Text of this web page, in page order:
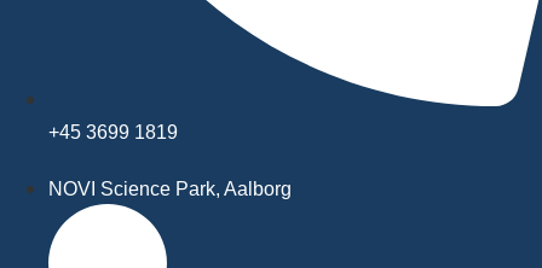
+45 3699 1819
NOVI Science Park, Aalborg